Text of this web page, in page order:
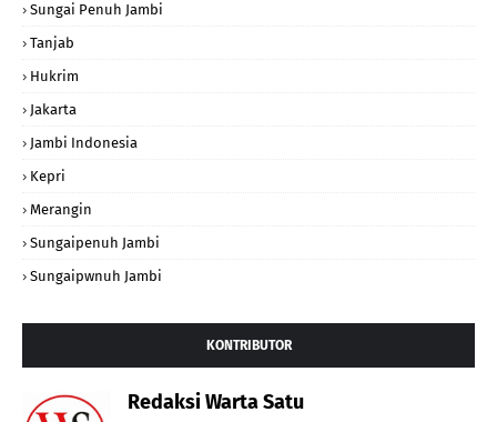
Sungai Penuh Jambi
Tanjab
Hukrim
Jakarta
Jambi Indonesia
Kepri
Merangin
Sungaipenuh Jambi
Sungaipwnuh Jambi
KONTRIBUTOR
Redaksi Warta Satu